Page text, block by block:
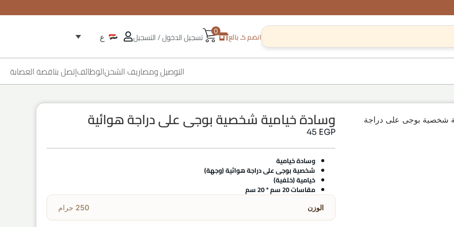
انضم كـ بائع 0 تسجيل الدخول / التسجيل ع
التوصيل ومصاريف الشحنالوظائفإتصل بناقصة العصابة
شخصية بوجى على دراجة
وسادة خيامية شخصية بوجى على دراجة هوائية
45 EGP
وسادة خيامية
شخصية بوجى على دراجة هوائية (وجهة)
خيامية (خلفية)
مقاسات 20 سم * 20 سم
الوزن 250 جرام